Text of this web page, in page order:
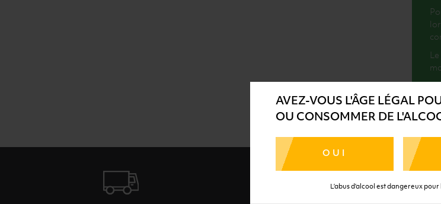
AVEZ-VOUS L'ÂGE LÉGAL
OU CONSOMMER DE
OUI
L’abus d’alcool est dangereux pour